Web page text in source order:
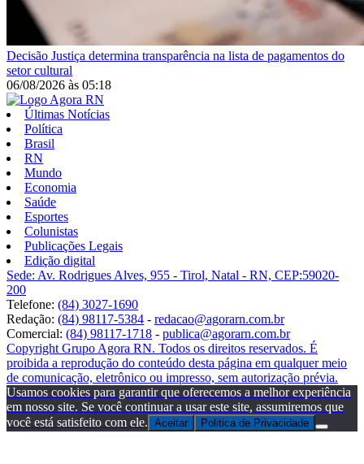
Decisão Justiça determina transparência na lista de pagamentos do
setor cultural
06/08/2026 às 05:18
Últimas Notícias
Política
Brasil
RN
Mundo
Economia
Saúde
Esportes
Colunistas
Publicações Legais
Edição digital
Sede: Av. Rodrigues Alves, 955 - Tirol, Natal - RN, CEP:59020-
200
Telefone: (84) 3027-1690
Redação: (84) 98117-5384 - redacao@agorarn.com.br
Comercial: (84) 98117-1718 - publica@agorarn.com.br
Copyright Grupo Agora RN. Todos os direitos reservados. É
proibida a reprodução do conteúdo desta página em qualquer meio
de comunicação, eletrônico ou impresso, sem autorização prévia.
Usamos cookies para garantir que oferecemos a melhor experiência
em nosso site. Se você continuar a usar este site, assumiremos que
você está satisfeito com ele. Aceitar Politica de Privacidade